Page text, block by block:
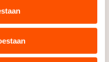
delen informatie over
partners voor social
die u aan hen heeft
via hun services.
Kocken konden we zelfs
met een ploeg als
blij dat we nu een
gekregen van de